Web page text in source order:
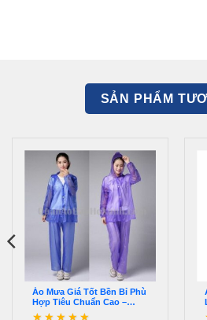
SẢN PHẨM
Áo Mưa Giá Tốt Bền Bỉ Phù
Hợp Tiêu Chuẩn Cao –
QQAM00032